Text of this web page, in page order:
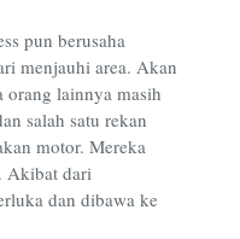
pun berusaha
menjauhi area. Akan
orang lainnya masih
salah satu rekan
motor. Mereka
Akibat dari
dan dibawa ke